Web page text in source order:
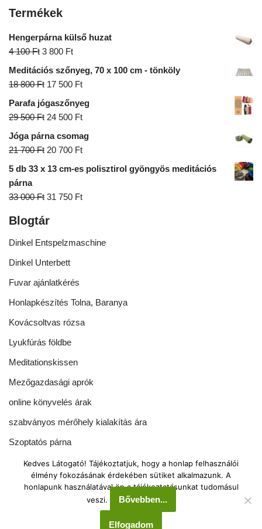
Termékek
Hengerpárna külső huzat
4 100Ft 3 800 Ft
Meditációs szőnyeg, 70 x 100 cm - tönköly
18 800Ft 17 500 Ft
Parafa jógaszőnyeg
29 500Ft 24 500 Ft
Jóga párna csomag
21 700Ft 20 700 Ft
5 db 33 x 13 cm-es polisztirol gyöngyös meditációs
párna
33 000Ft 31 750 Ft
Blogtár
Dinkel Entspelzmaschine
Dinkel Unterbett
Fuvar ajánlatkérés
Honlapkészítés Tolna, Baranya
Kovácsoltvas rózsa
Lyukfúrás földbe
Meditationskissen
Mezőgazdasági aprók
online könyvelés árak
szabványos mérőhely kialakítás ára
Szoptatós párna
Tönkölypárna rendelés
Green-Echo Kft. 2008-2025
Kedves Látogató! Tájékoztatjuk, hogy a honlap felhasználói
élmény fokozásának érdekében sütiket alkalmazunk. A
honlapunk használatával ön a tájékoztatásunkat tudomásul
veszi.
Bővebben...
Elfogadom